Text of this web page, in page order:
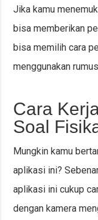
Jika kamu
bisa memberikan
bisa memilih cara
menggunakan
Cara
Soal
Mungkin kamu
aplikasi ini?
aplikasi ini cukup
dengan kamera